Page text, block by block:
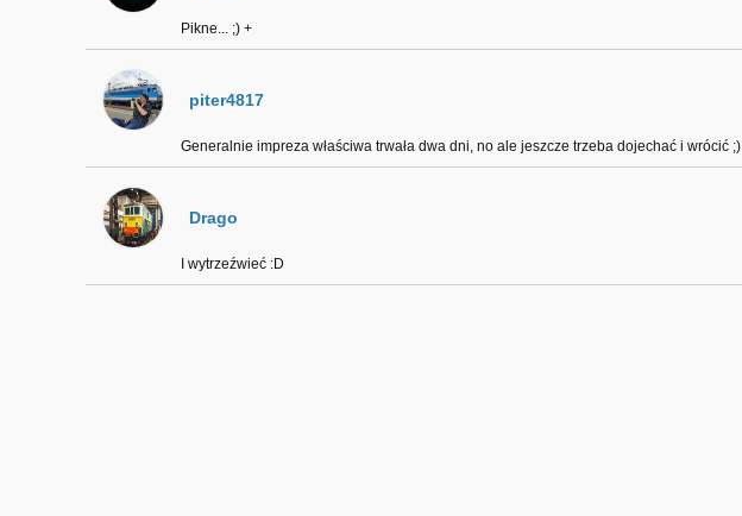
Pikne... ;) +
piter4817
Generalnie impreza właściwa trwała dwa dni, no ale jeszcze trzeba dojechać i wrócić ;)
Drago
I wytrzeźwieć :D